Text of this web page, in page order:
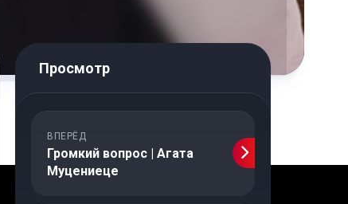
Просмотр
ВПЕРЁД
Громкий вопрос | Агата
Муцениеце